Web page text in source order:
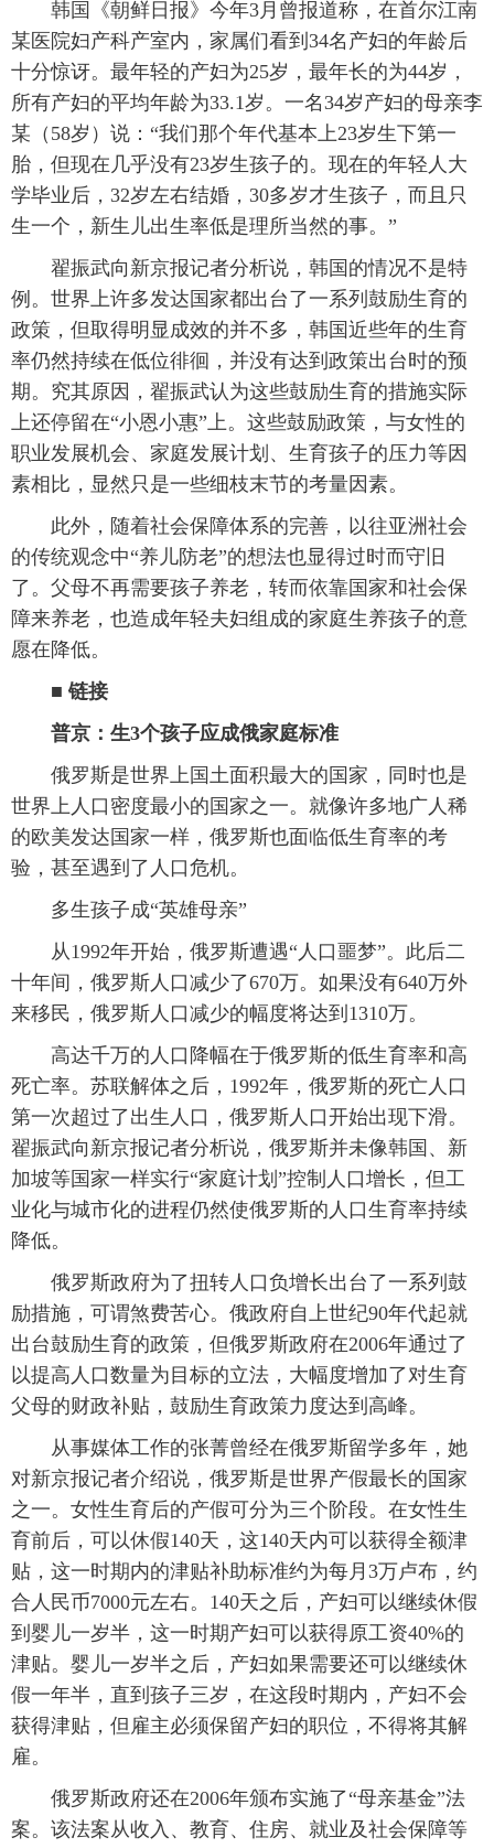
韩国《朝鲜日报》今年3月曾报道称，在首尔江南
某医院妇产科产室内，家属们看到34名产妇的年龄后
十分惊讶。最年轻的产妇为25岁，最年长的为44岁，
所有产妇的平均年龄为33.1岁。一名34岁产妇的母亲李
某（58岁）说：“我们那个年代基本上23岁生下第一
胎，但现在几乎没有23岁生孩子的。现在的年轻人大
学毕业后，32岁左右结婚，30多岁才生孩子，而且只
生一个，新生儿出生率低是理所当然的事。”
翟振武向新京报记者分析说，韩国的情况不是特
例。世界上许多发达国家都出台了一系列鼓励生育的
政策，但取得明显成效的并不多，韩国近些年的生育
率仍然持续在低位徘徊，并没有达到政策出台时的预
期。究其原因，翟振武认为这些鼓励生育的措施实际
上还停留在“小恩小惠”上。这些鼓励政策，与女性的
职业发展机会、家庭发展计划、生育孩子的压力等因
素相比，显然只是一些细枝末节的考量因素。
此外，随着社会保障体系的完善，以往亚洲社会
的传统观念中“养儿防老”的想法也显得过时而守旧
了。父母不再需要孩子养老，转而依靠国家和社会保
障来养老，也造成年轻夫妇组成的家庭生养孩子的意
愿在降低。
■ 链接
普京：生3个孩子应成俄家庭标准
俄罗斯是世界上国土面积最大的国家，同时也是
世界上人口密度最小的国家之一。就像许多地广人稀
的欧美发达国家一样，俄罗斯也面临低生育率的考
验，甚至遇到了人口危机。
多生孩子成“英雄母亲”
从1992年开始，俄罗斯遭遇“人口噩梦”。此后二
十年间，俄罗斯人口减少了670万。如果没有640万外
来移民，俄罗斯人口减少的幅度将达到1310万。
高达千万的人口降幅在于俄罗斯的低生育率和高
死亡率。苏联解体之后，1992年，俄罗斯的死亡人口
第一次超过了出生人口，俄罗斯人口开始出现下滑。
翟振武向新京报记者分析说，俄罗斯并未像韩国、新
加坡等国家一样实行“家庭计划”控制人口增长，但工
业化与城市化的进程仍然使俄罗斯的人口生育率持续
降低。
俄罗斯政府为了扭转人口负增长出台了一系列鼓
励措施，可谓煞费苦心。俄政府自上世纪90年代起就
出台鼓励生育的政策，但俄罗斯政府在2006年通过了
以提高人口数量为目标的立法，大幅度增加了对生育
父母的财政补贴，鼓励生育政策力度达到高峰。
从事媒体工作的张菁曾经在俄罗斯留学多年，她
对新京报记者介绍说，俄罗斯是世界产假最长的国家
之一。女性生育后的产假可分为三个阶段。在女性生
育前后，可以休假140天，这140天内可以获得全额津
贴，这一时期内的津贴补助标准约为每月3万卢布，约
合人民币7000元左右。140天之后，产妇可以继续休假
到婴儿一岁半，这一时期产妇可以获得原工资40%的
津贴。婴儿一岁半之后，产妇如果需要还可以继续休
假一年半，直到孩子三岁，在这段时期内，产妇不会
获得津贴，但雇主必须保留产妇的职位，不得将其解
雇。
俄罗斯政府还在2006年颁布实施了“母亲基金”法
案。该法案从收入、教育、住房、就业及社会保障等